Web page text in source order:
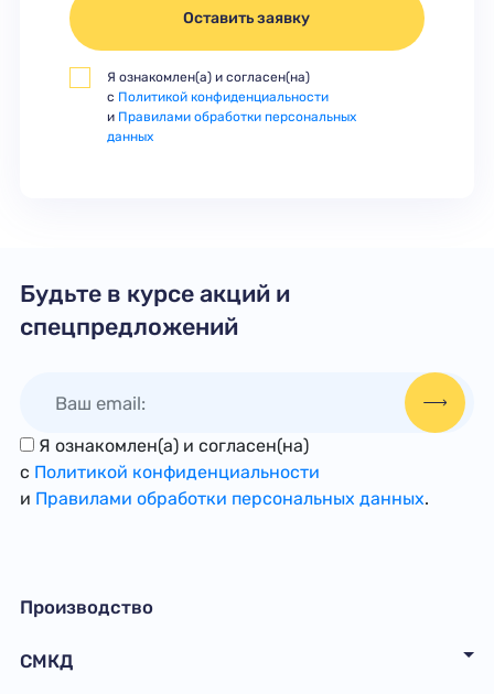
Оставить заявку
Я ознакомлен(а) и согласен(на)
с Политикой конфиденциальности
и Правилами обработки персональных
данных
Будьте в курсе акций и
спецпредложений
Я ознакомлен(а) и согласен(на)
с Политикой конфиденциальности
и Правилами обработки персональных данных.
Производство
СМКД